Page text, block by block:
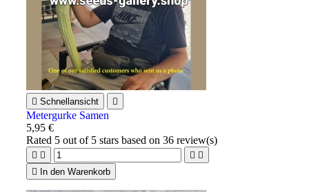
 Schnellansicht 
Metergurke Samen
5,95 €
Rated 5 out of 5 stars based on36 review(s)
   

In den Warenkorb